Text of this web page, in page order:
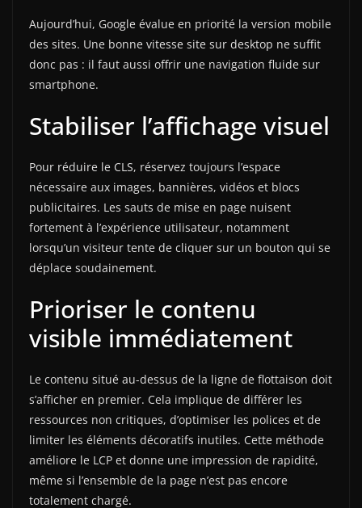
Aujourd’hui, Google évalue en priorité la version mobile
des sites. Une bonne vitesse site sur desktop ne suffit
donc pas : il faut aussi offrir une navigation fluide sur
smartphone.
Stabiliser l’affichage visuel
Pour réduire le CLS, réservez toujours l’espace
nécessaire aux images, bannières, vidéos et blocs
publicitaires. Les sauts de mise en page nuisent
fortement à l’expérience utilisateur, notamment
lorsqu’un visiteur tente de cliquer sur un bouton qui se
déplace soudainement.
Prioriser le contenu
visible immédiatement
Le contenu situé au-dessus de la ligne de flottaison doit
s’afficher en premier. Cela implique de différer les
ressources non critiques, d’optimiser les polices et de
limiter les éléments décoratifs inutiles. Cette méthode
améliore le LCP et donne une impression de rapidité,
même si l’ensemble de la page n’est pas encore
totalement chargé.